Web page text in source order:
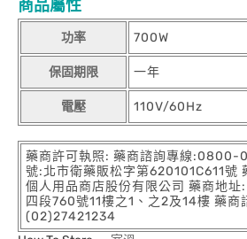
商品屬性
功率 700W
保固期限 一年
電壓 110V/60Hz
藥商許可執照: 藥商諮詢專線:0800-
號:北市衛藥販松字第620101C611號
個人用品商店股份有限公司 藥商地址
四段760號11樓之1、之2及14樓 藥商
(02)27421234